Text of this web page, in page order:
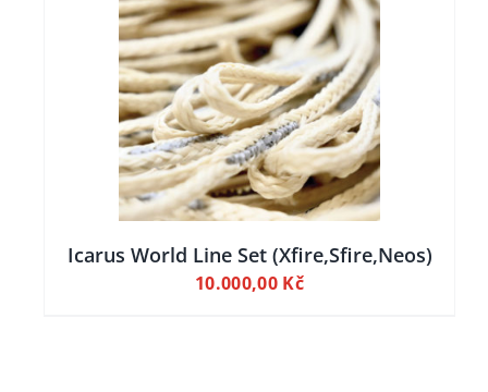
Icarus World Line Set (Xfire,Sfire,Neos)
10.000,00 Kč